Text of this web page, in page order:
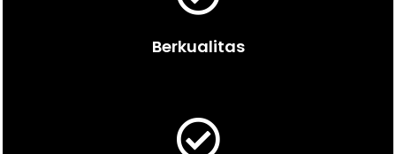
Berkualitas